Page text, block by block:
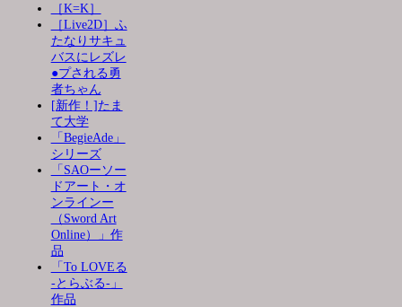
［K=K］
［Live2D］ふ
たなりサキュ
バスにレズレ
●プされる勇
者ちゃん
[新作！]たま
て大学
「BegieAde」
シリーズ
「SAOーソー
ドアート・オ
ンラインー
（Sword Art
Online）」作
品
「To LOVEる
-とらぶる-」
作品